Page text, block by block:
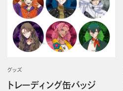
グッズ
トレーディング缶バッジ